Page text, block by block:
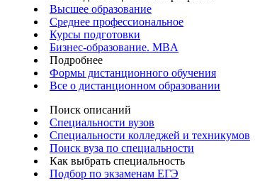
Высшее образование
Среднее профессиональное
Курсы подготовки
Бизнес-образование. MBA
Подробнее
Формы дистанционного обучения
Все о дистанционном образовании
Поиск описаний
Специальности вузов
Специальности колледжей и техникумов
Поиск вуза по специальности
Как выбрать специальность
Подбор по экзаменам ЕГЭ